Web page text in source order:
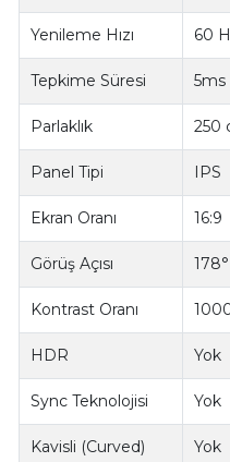
Yenileme Hızı 60
Tepkime Süresi 5ms
Parlaklık 250
Panel Tipi IPS
Ekran Oranı 16:9
Görüş Açısı
Kontrast Oranı
HDR Yok
Sync Teknolojisi Yok
Kavisli (Curved) Yok